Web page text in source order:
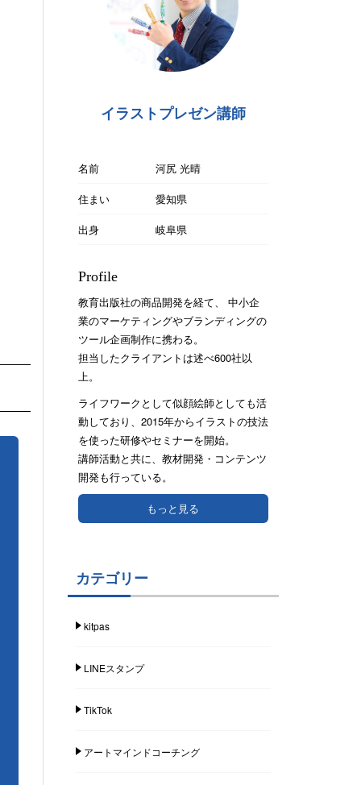
イラストプレゼン講師
名前
河尻 光晴
住まい
愛知県
出身
岐阜県
Profile
教育出版社の商品開発を経て、 中小企
業のマーケティングやブランディングの
ツール企画制作に携わる。
担当したクライアントは述べ600社以
上。
ライフワークとして似顔絵師としても活
動しており、2015年からイラストの技法
を使った研修やセミナーを開始。
講師活動と共に、教材開発・コンテンツ
開発も行っている。
もっと見る
カテゴリー
kitpas
LINEスタンプ
TikTok
アートマインドコーチング